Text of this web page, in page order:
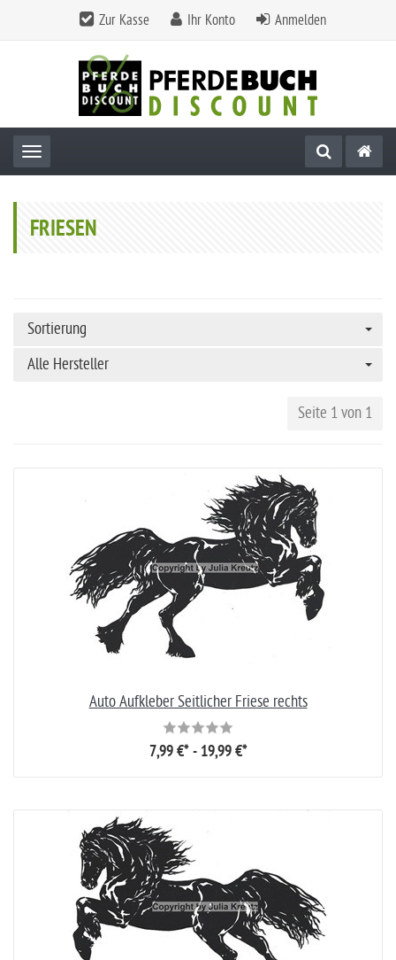
Zur Kasse Ihr Konto Anmelden
Toggle navigation
FRIESEN
Sortierung
Alle Hersteller
Seite 1 von 1
Auto Aufkleber Seitlicher Friese rechts
7,99 €* - 19,99 €*